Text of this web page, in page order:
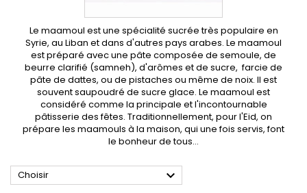
Le maamoul est une spécialité sucrée très populaire en
Syrie, au Liban et dans d'autres pays arabes. Le maamoul
est préparé avec une pâte composée de semoule, de
beurre clarifié (samneh), d'arômes et de sucre, farcie de
pâte de dattes, ou de pistaches ou même de noix. Il est
souvent saupoudré de sucre glace. Le maamoul est
considéré comme la principale et l'incontournable
pâtisserie des fêtes. Traditionnellement, pour l'Eid, on
prépare les maamouls à la maison, qui une fois servis, font
le bonheur de tous...
Choisir 